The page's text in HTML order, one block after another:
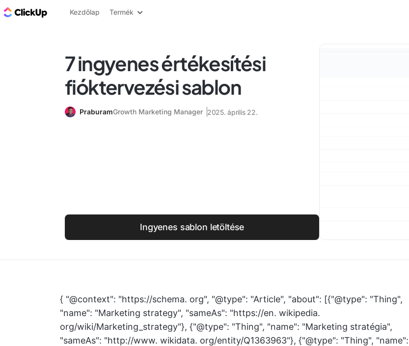
ClickUp blog
Kezdőlap Termék
7 ingyenes értékesítési
fióktervezési sablon
PraburamGrowth Marketing Manager 2025. április 22.
Ingyenes sablon letöltése
{ "@context": "https://schema. org", "@type": "Article", "about": [{"@type": "Thing",
"name": "Marketing strategy", "sameAs": "https://en. wikipedia.
org/wiki/Marketing_strategy"}, {"@type": "Thing", "name": "Marketing stratégia",
"sameAs": "http://www. wikidata. org/entity/Q1363963"}, {"@type": "Thing", "name":